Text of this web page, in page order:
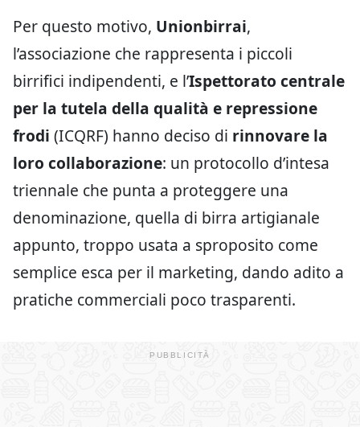
Per questo motivo, Unionbirrai,
l’associazione che rappresenta i piccoli
birrifici indipendenti, e l’Ispettorato centrale
per la tutela della qualità e repressione
frodi (ICQRF) hanno deciso di rinnovare la
loro collaborazione: un protocollo d’intesa
triennale che punta a proteggere una
denominazione, quella di birra artigianale
appunto, troppo usata a sproposito come
semplice esca per il marketing, dando adito a
pratiche commerciali poco trasparenti.